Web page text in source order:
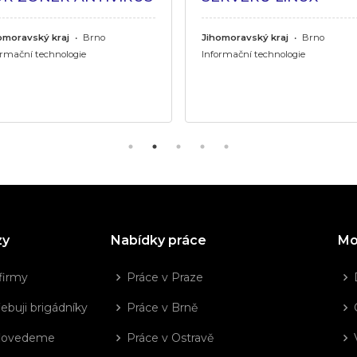
kraj • Brno
technologie
Jihomoravský kraj • Brno
Informační technologie
brigádníky
Nabídky práce
Práce v Praze
Práce v Brně
Práce v Ostravě